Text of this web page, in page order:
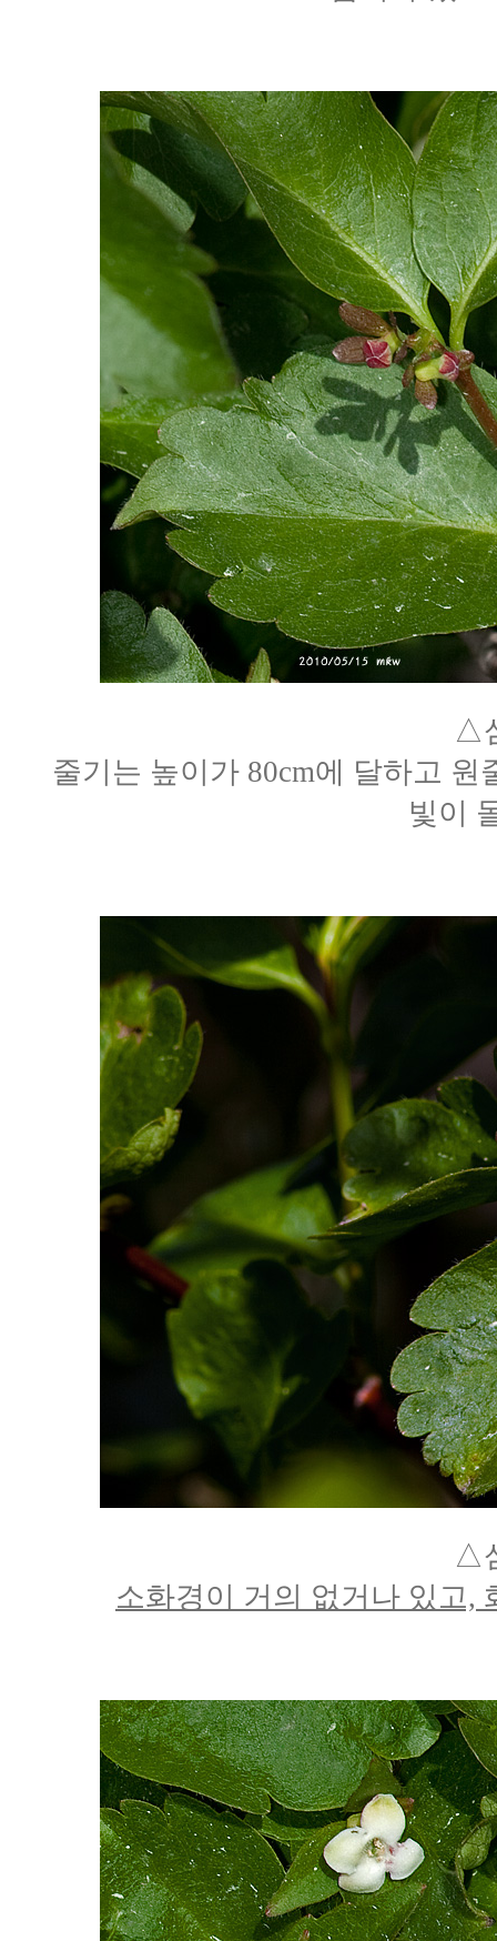
△
줄기는 높이가 80cm에 달하고
빛이
△
소화경이 거의 없거나 있고,